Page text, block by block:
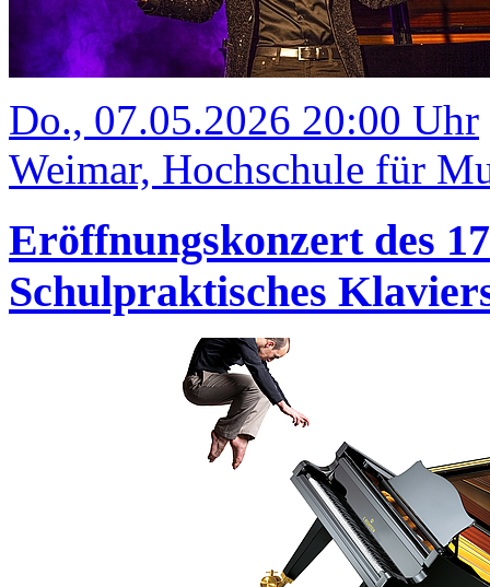
Do., 07.05.2026 20:00 Uhr
Weimar, Hochschule für
Eröffnungskonzert des
Schulpraktisches